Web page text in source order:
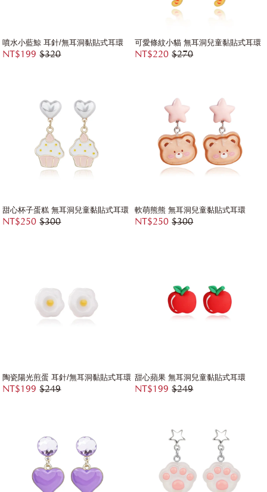
噴水小藍鯨 耳針/無耳洞黏貼式耳環
NT$199 $320
可愛條紋小貓 無耳洞兒童黏貼式耳環
NT$220 $270
甜心杯子蛋糕 無耳洞兒童黏貼式耳環
NT$250 $300
軟萌熊熊 無耳洞兒童黏貼式耳環
NT$250 $300
陶瓷陽光煎蛋 耳針/無耳洞黏貼式耳環
NT$199 $249
甜心蘋果 無耳洞兒童黏貼式耳環
NT$199 $249